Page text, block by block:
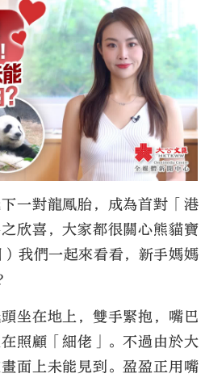
一對龍鳳胎，成為首對「港
欣喜，大家都很關心熊貓寶
我們一起來看看，新手媽媽
坐在地上，雙手緊抱，嘴巴
照顧「細佬」。不過由於大
面上未能見到。盈盈正用嘴